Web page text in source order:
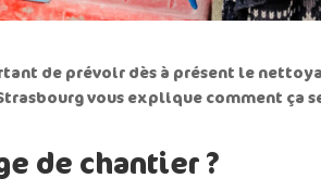
de prévoir dès à présent le
vous explique comment ça
de chantier ?